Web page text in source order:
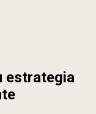
estrategia